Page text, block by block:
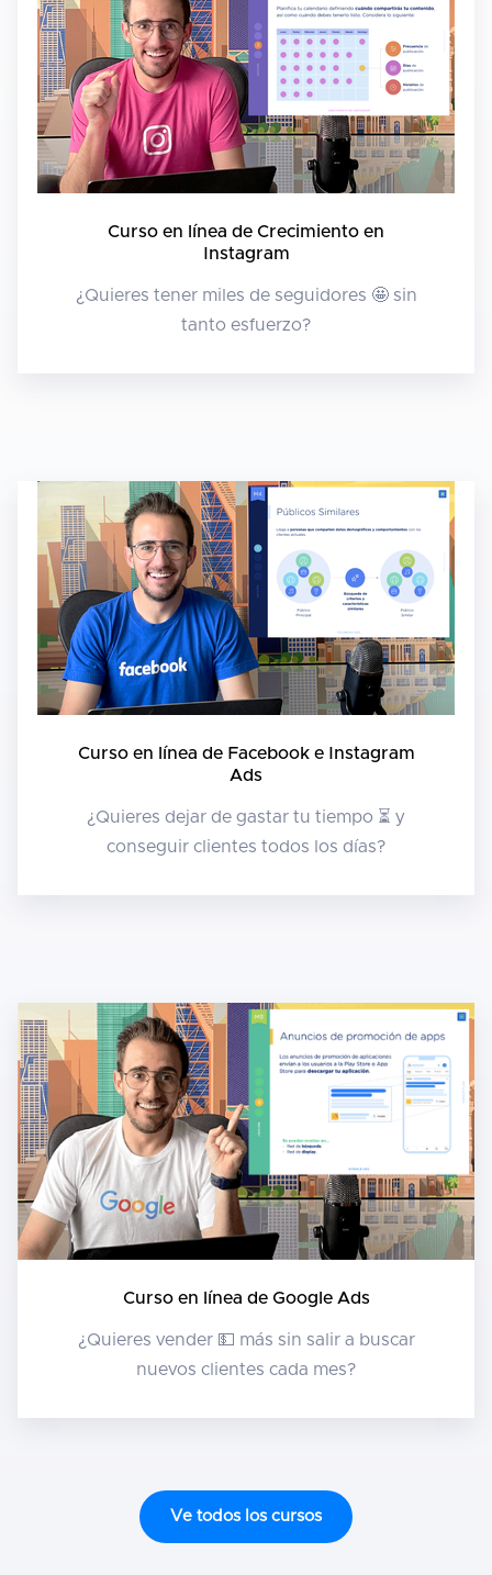
Curso en línea de Crecimiento en
Instagram
¿Quieres tener miles de seguidores 🤩 sin
tanto esfuerzo?
Curso en línea de Facebook e Instagram
Ads
¿Quieres dejar de gastar tu tiempo ⏳ y
conseguir clientes todos los días?
Curso en línea de Google Ads
¿Quieres vender 💵 más sin salir a buscar
nuevos clientes cada mes?
Ve todos los cursos